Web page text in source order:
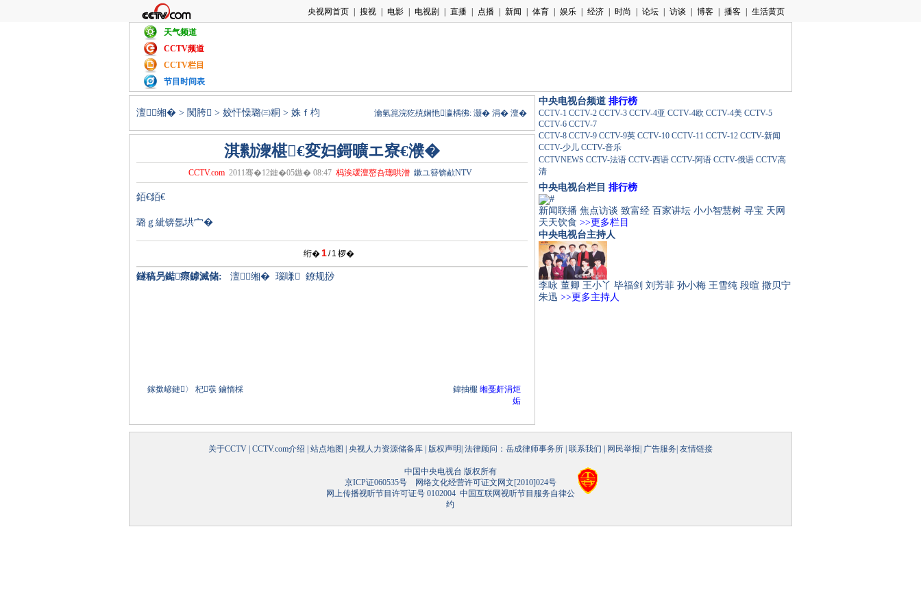
天气频道
CCTV频道
CCTV栏目
节目时间表
澶缃� > 闃胯 > 姣忓懆璐㈢粡 > 姝ｆ枃 瀹氫箟浣犵殑娴忚瀛楀彿: 灏� 涓� 澶�
淇勬潨椹€変妇鎶曠エ寮€濮�
CCTV.com 2011骞�12鏈�05鏃� 08:47 杩涘叆澶嶅叴璁哄潧鏉ユ簮锛欳NTV
銆€銆€
璐ｇ紪锛氬垬宀�
绗� 1/ 1 椤�
鐩稿叧鐑瘝鎼滅储: 澶缃� 瑙嗛 鐐规挱
鎵撳嵃鏈〉 杞彂 鏀惰棌 鍏抽棴 缃戞皯涓炬
姤
中央电视台频道 排行榜
CCTV-1 CCTV-2 CCTV-3 CCTV-4亚 CCTV-4欧 CCTV-4美 CCTV-5
CCTV-6 CCTV-7
CCTV-8 CCTV-9 CCTV-9英 CCTV-10 CCTV-11 CCTV-12 CCTV-新闻
CCTV-少儿 CCTV-音乐
CCTVNEWS CCTV-法语 CCTV-西语 CCTV-阿语 CCTV-俄语 CCTV高
清
中央电视台栏目 排行榜
新闻联播 焦点访谈 致富经 百家讲坛 小小智慧树 寻宝 天网
天天饮食 >>更多栏目
中央电视台主持人
李咏 董卿 王小丫 毕福剑 刘芳菲 孙小梅 王雪纯 段暄 撒贝宁
朱迅 >>更多主持人
关于CCTV CCTV.com介绍 站点地图 央视人力资源储备库 版权声明 法律顾问：岳成律师事务所 联系我们 网民举报 广告服务 友情链接
中国中央电视台 版权所有
京ICP证060535号网络文化经营许可证文网文[2010]024号
网上传播视听节目许可证号 0102004 中国互联网视听节目服务自律公
约